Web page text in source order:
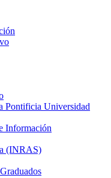
Pontificia Universidad
Información
(INRAS)